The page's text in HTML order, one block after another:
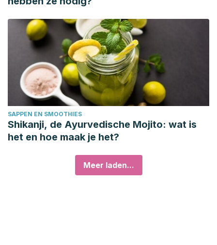
SAPPEN EN SMOOTHIES
Shikanji, de Ayurvedische Mojito: wat is
het en hoe maak je het?
Meer laden...